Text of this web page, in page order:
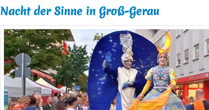
Nacht der Sinne in Groß-Gerau